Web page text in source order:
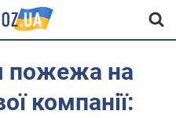
пожежа на
компанії: